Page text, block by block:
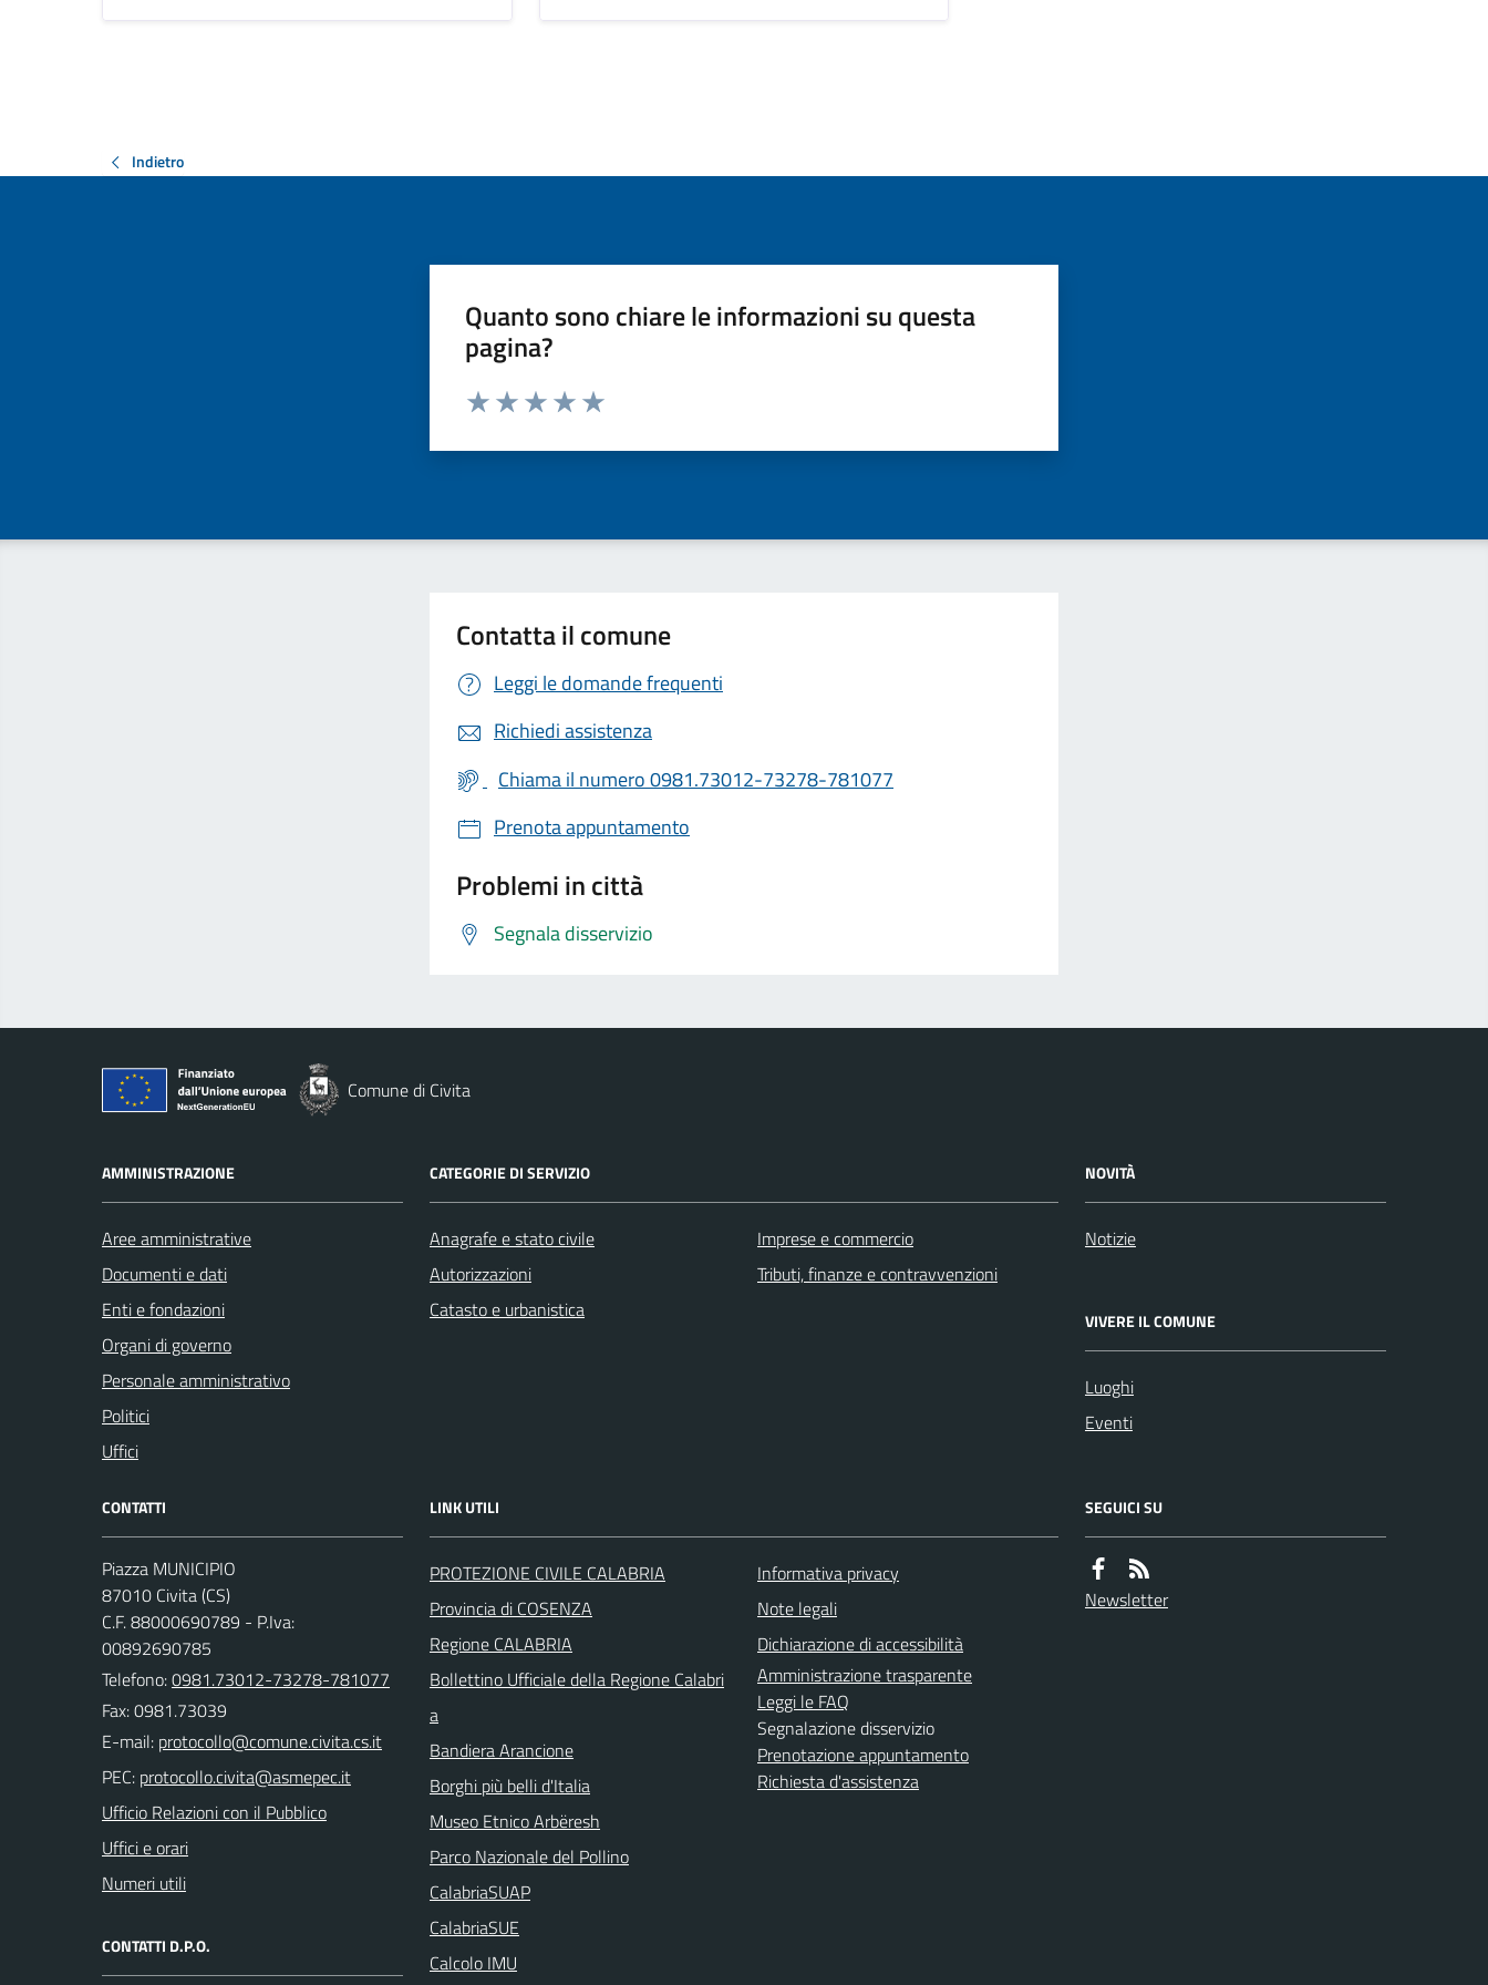
Indietro
Quanto sono chiare le informazioni su questa
pagina?
Valuta da 1 a 5 stelle la pagina
Contatta il comune
Leggi le domande frequenti
Richiedi assistenza
Chiama il numero 0981.73012-73278-781077
Prenota appuntamento
Problemi in città
Segnala disservizio
Comune di Civita
AMMINISTRAZIONE
Aree amministrative
Documenti e dati
Enti e fondazioni
Organi di governo
Personale amministrativo
Politici
Uffici
CATEGORIE DI SERVIZIO
Anagrafe e stato civile
Autorizzazioni
Catasto e urbanistica
Imprese e commercio
Tributi, finanze e contravvenzioni
NOVITÀ
Notizie
VIVERE IL COMUNE
Luoghi
Eventi
CONTATTI
Piazza MUNICIPIO
87010 Civita (CS)
C.F. 88000690789 - P.Iva:
00892690785
Telefono:0981.73012-73278-781077
Fax: 0981.73039
E-mail:
PEC:
Ufficio Relazioni con il Pubblico
Uffici e orari
Numeri utili
CONTATTI D.P.O.
LINK UTILI
PROTEZIONE CIVILE CALABRIA
Provincia di COSENZA
Regione CALABRIA
Bollettino Ufficiale della Regione Calabri
a
Bandiera Arancione
Borghi più belli d'Italia
Museo Etnico Arbëresh
Parco Nazionale del Pollino
CalabriaSUAP
CalabriaSUE
Calcolo IMU
Informativa privacy
Note legali
Dichiarazione di accessibilità
Amministrazione trasparente
Leggi le FAQ
Segnalazione disservizio
Prenotazione appuntamento
Richiesta d'assistenza
SEGUICI SU
Newsletter